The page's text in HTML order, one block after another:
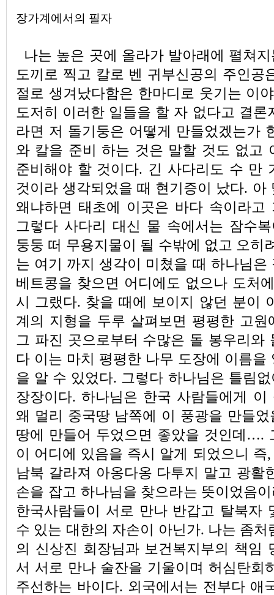
장가계에서의 필자
나는 높은 곳에 올라가 발아래에 펼쳐
도끼로 찍고 칼로 벤 귀부신공의 주인공
절로 생겨났다함은 한마디로 웃기는 이
도저히 이러한 일들을 할 자 없다고 결론
라면 저 돌기둥은 어떻게 만들었겠는가
와 칼을 준비 하는 것은 말할 것도 없고
준비해야 할 것이다. 긴 사다리도 수 만
것이라 생각되었을 때 현기증이 났다. 아
왜냐하면 태초에 이곳은 바다 속이라고
그렇다 사다리 대신 물 속에서는 잠수
둥둥 떠 무용지물이 될 수밖에 없고 오히
는 여기 까지 생각이 미쳤을 때 하나님은
베트콩을 찾으면 어디에도 없으나 도처
시 그랬다. 찾을 때에 보이지 않던 분이
계의 지형을 두루 살펴보면 평평한 고
그 파진 곳으로부터 수많은 돌 봉우리와
다 이는 마치 평평한 나무 도장에 이름을
을 알 수 있었다. 그렇다 하나님은 틀림
장장이다. 하나님은 한국 사람들에게
왜 멀리 중국땅 남쪽에 이 풍광을 만들
땅에 만들어 두었으면 좋았을 것인데….
이 어디에 있음을 즉시 알게 되었으니 즉
남북 갈라져 아옹다옹 다투지 말고 광활
손을 잡고 하나님을 찾으라는 뜻이었음
한국사람들이 서로 만나 반갑고 탈북자
수 있는 대한의 자손이 아닌가. 나는 좀
의 신상진 회장님과 보건복지부의 책임
서 서로 만나 술잔을 기울이며 허심탄회
주선하는 바이다. 외국에서는 전부다 애